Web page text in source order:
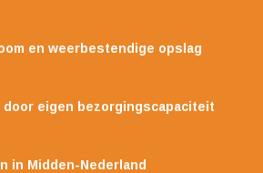
en weerbestendige opslag
eigen bezorgingscapaciteit
in Midden-Nederland